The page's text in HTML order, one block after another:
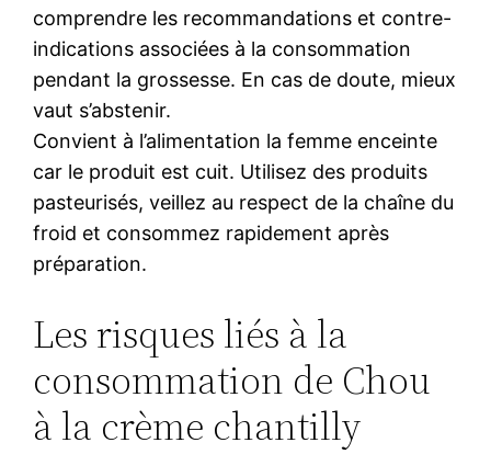
comprendre les recommandations et contre-
indications associées à la consommation
pendant la grossesse. En cas de doute, mieux
vaut s’abstenir.
Convient à l’alimentation la femme enceinte
car le produit est cuit. Utilisez des produits
pasteurisés, veillez au respect de la chaîne du
froid et consommez rapidement après
préparation.
Les risques liés à la
consommation de Chou
à la crème chantilly